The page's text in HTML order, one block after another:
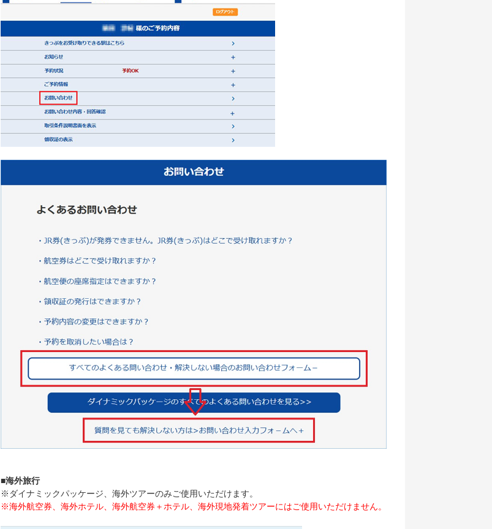
■海外旅行
※ダイナミックパッケージ、海外ツアーのみご使用いただけます。
※海外航空券、海外ホテル、海外航空券＋ホテル、海外現地発着ツアーにはご使用いただけません。